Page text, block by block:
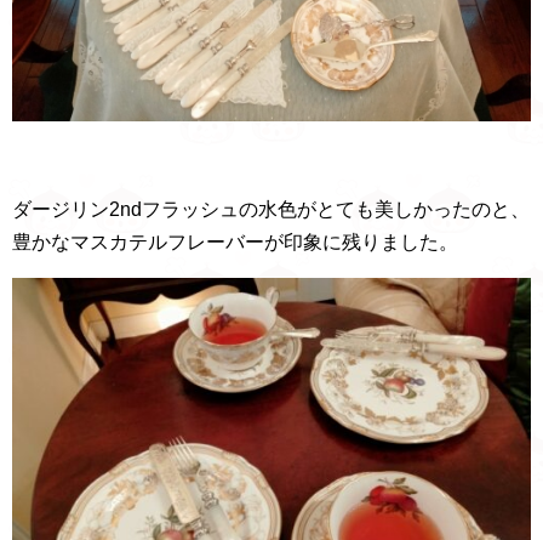
ダージリン2ndフラッシュの水色がとても美しかったのと、
豊かなマスカテルフレーバーが印象に残りました。